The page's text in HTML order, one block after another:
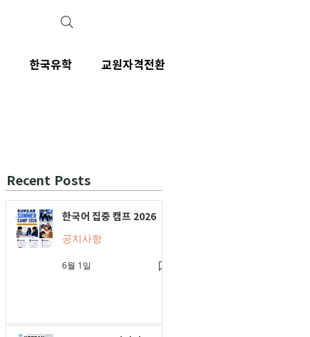
Recent Posts
한국어 집중 캠프 2026
공지사항
6월 1일
한국유학 교원자격전환